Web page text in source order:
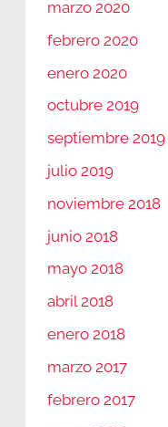
marzo 2020
febrero 2020
enero 2020
octubre 2019
septiembre 2019
julio 2019
noviembre 2018
junio 2018
mayo 2018
abril 2018
enero 2018
marzo 2017
febrero 2017